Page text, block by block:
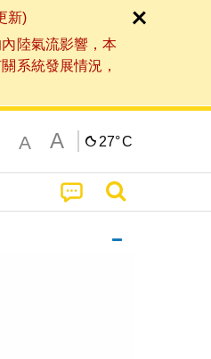
新)
陸氣流影響，本
系統發展情況，
A A 27°C